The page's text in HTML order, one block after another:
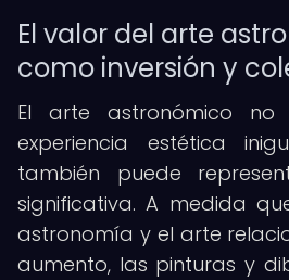
El valor del arte
como inversión y
El arte astronómico
experiencia estética
también puede
significativa. A medida
astronomía y el arte
aumento, las pinturas y